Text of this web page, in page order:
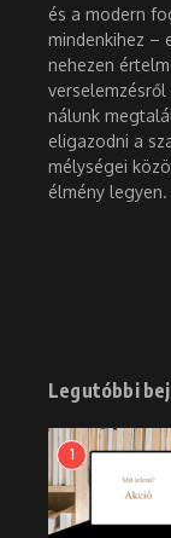
és a modern
mindenkihez –
nehezen
nálunk
eligazodni a
mélységei
élmény legyen.
Legutóbbi
1